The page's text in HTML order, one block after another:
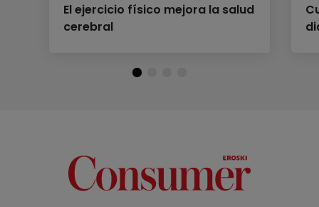
El ejercicio físico mejora la salud
cerebral